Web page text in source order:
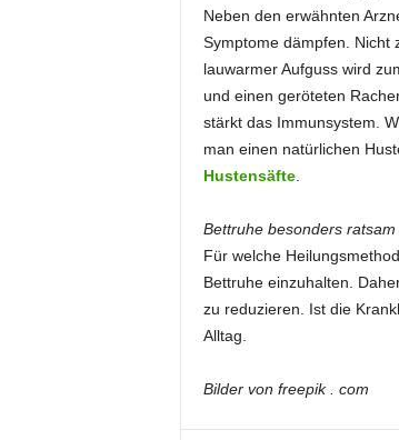
Neben den erwähnten
Symptome dämpfen. Nicht
lauwarmer Aufguss wird
und einen geröteten
stärkt das Immunsystem.
man einen natürlichen
Hustensäfte.
Bettruhe besonders ratsam
Für welche
Bettruhe einzuhalten.
zu reduzieren. Ist die
Alltag.
Bilder von freepik . com